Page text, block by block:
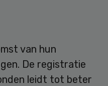
van hun
De registratie
leidt tot beter